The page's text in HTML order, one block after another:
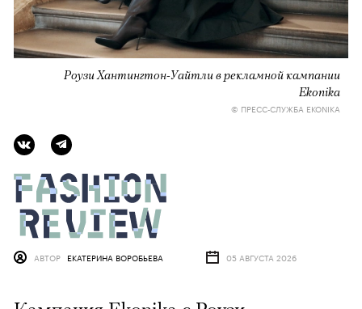
Роузи Хантингтон-Уайтли в рекламной кампании
Ekonika
© ПРЕСС-СЛУЖБА EKONIKA
АВТОР ЕКАТЕРИНА ВОРОБЬЕВА 05 АВГУСТА 2026